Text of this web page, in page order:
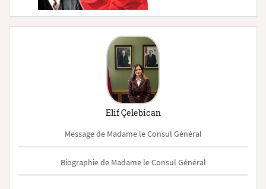
Elif Çelebican
Message de Madame le Consul Général
Biographie de Madame le Consul Général